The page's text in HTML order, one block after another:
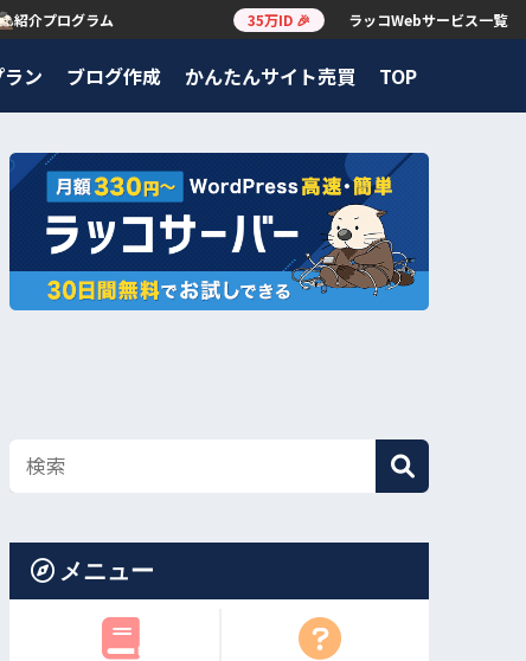
紹介プログラム 35万ID 🎉 ラッコWebサービス一覧
ン ブログ作成 かんたんサイト売買 TOP
メニュー